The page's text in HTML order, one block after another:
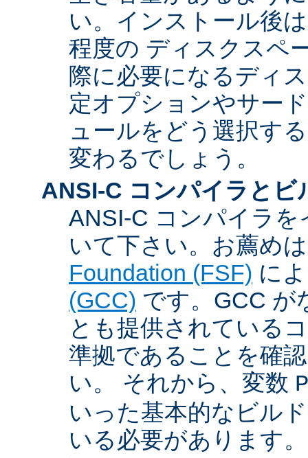
い。インストール後
程度の ディスクスペ
際に必要になるディ
定オプションやサー
ュールをどう選択す
変わるでしょう。
ANSI-C コンパイラとビ
ANSI-C コンパイラ
いて下さい。お薦め
Foundation (FSF) に
(GCC) です。GCC が
とも提供されている
準拠であることを確
い。 それから、変数
いった基本的なビル
いる必要があります。